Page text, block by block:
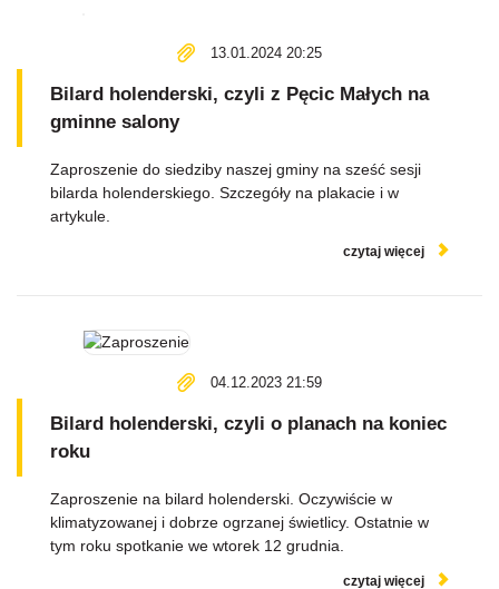
13.01.2024 20:25
Bilard holenderski, czyli z Pęcic Małych na
gminne salony
Zaproszenie do siedziby naszej gminy na sześć sesji
bilarda holenderskiego. Szczegóły na plakacie i w
artykule.
czytaj więcej
04.12.2023 21:59
Bilard holenderski, czyli o planach na koniec
roku
Zaproszenie na bilard holenderski. Oczywiście w
klimatyzowanej i dobrze ogrzanej świetlicy. Ostatnie w
tym roku spotkanie we wtorek 12 grudnia.
czytaj więcej